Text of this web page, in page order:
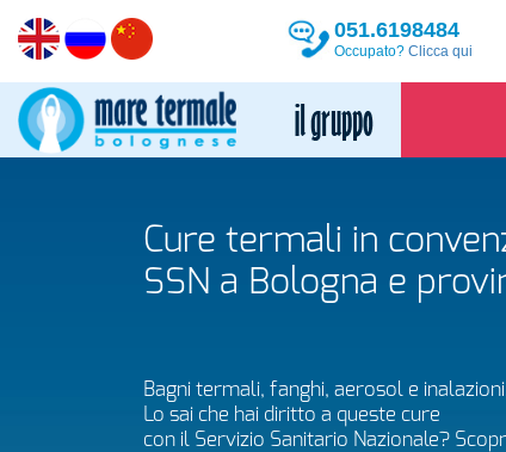
051.6198484
Occupato? Clicca qui
Cure termali in
SSN a Bologna e
Bagni termali, fanghi, aerosol e
Lo sai che hai diritto a queste cure
con il Servizio Sanitario Nazionale?